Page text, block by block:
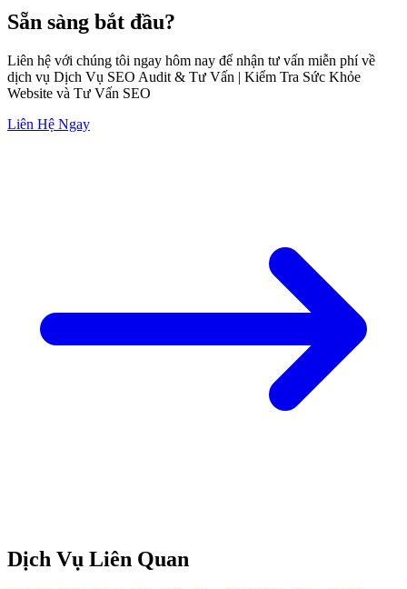
Sẵn sàng bắt đầu?
Liên hệ với chúng tôi ngay hôm nay để nhận tư vấn miễn phí về
dịch vụ Dịch Vụ SEO Audit & Tư Vấn | Kiểm Tra Sức Khỏe
Website và Tư Vấn SEO
Liên Hệ Ngay
Dịch Vụ Liên Quan